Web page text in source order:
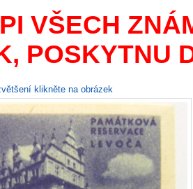
VŠECH
POSKYTNU
klikněte na obrázek